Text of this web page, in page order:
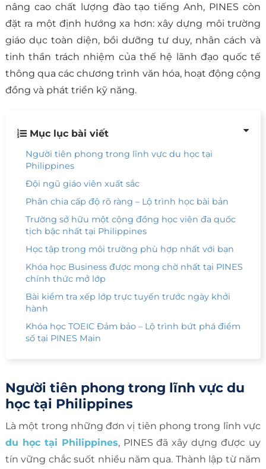
nâng cao chất lượng đào tạo tiếng Anh, PINES còn
đặt ra một định hướng xa hơn: xây dựng môi trường
giáo dục toàn diện, bồi dưỡng tư duy, nhân cách và
tinh thần trách nhiệm của thế hệ lãnh đạo quốc tế
thông qua các chương trình văn hóa, hoạt động cộng
đồng và phát triển kỹ năng.
Mục lục bài viết
Người tiên phong trong lĩnh vực du học tại
Philippines
Đội ngũ giáo viên xuất sắc
Phân chia cấp độ rõ ràng – Lộ trình học bài bản
Trường sở hữu một cộng đồng học viên đa quốc
tịch bậc nhất tại Philippines
Học tập trong môi trường phù hợp nhất với bạn
Khóa học Business được mong chờ nhất tại PINES
chính thức mở lớp
Bài kiểm tra xếp lớp trực tuyến trước ngày khởi
hành
Khóa học TOEIC Đảm bảo – Lộ trình bứt phá điểm
số tại PINES Main
Người tiên phong trong lĩnh vực du
học tại Philippines
Là một trong những đơn vị tiên phong trong lĩnh vực
du học tại Philippines, PINES đã xây dựng được uy
tín vững chắc suốt nhiều năm qua. Thành lập từ năm